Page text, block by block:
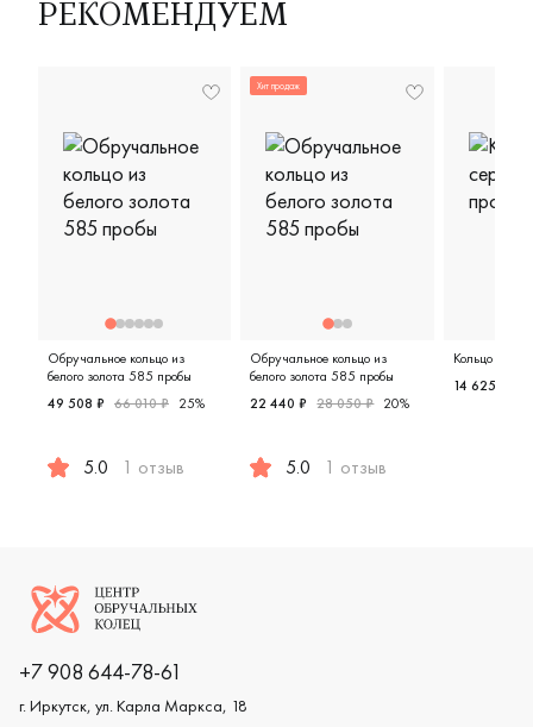
РЕКОМЕНДУЕМ
Обручальное кольцо из
белого золота 585 пробы
49 508 ₽ 66 010 ₽ 25%
5.0 1 отзыв
Хит продаж
Обручальное кольцо из
белого золота 585 пробы
22 440 ₽ 28 050 ₽ 20%
5.0 1 отзыв
Кольцо из
14 625 ₽
Логотип компании
+7 908 644-78-61
г. Иркутск, ул. Карла Маркса, 18